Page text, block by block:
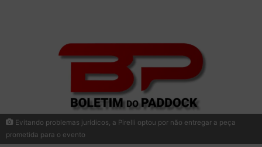
Evitando problemas jurídicos, a Pirelli optou por não entregar a peça
prometida para o evento